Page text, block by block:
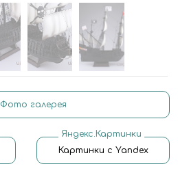
Фото галерея
Яндекс.Картинки
Картинки с Yandex